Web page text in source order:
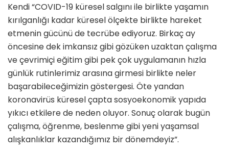
Kendi “COVID-19 küresel salgını ile birlikte yaşamın
kırılganlığı kadar küresel ölçekte birlikte hareket
etmenin gücünü de tecrübe ediyoruz. Birkaç ay
öncesine dek imkansız gibi gözüken uzaktan çalışma
ve çevrimiçi eğitim gibi pek çok uygulamanın hızla
günlük rutinlerimiz arasına girmesi birlikte neler
başarabileceğimizin göstergesi. Öte yandan
koronavirüs küresel çapta sosyoekonomik yapıda
yıkıcı etkilere de neden oluyor. Sonuç olarak bugün
çalışma, öğrenme, beslenme gibi yeni yaşamsal
alışkanlıklar kazandığımız bir dönemdeyiz”.